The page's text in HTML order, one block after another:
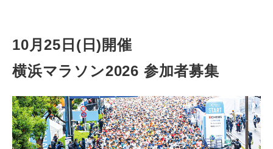
10月25日(日)開催
横浜マラソン2026 参加者募集